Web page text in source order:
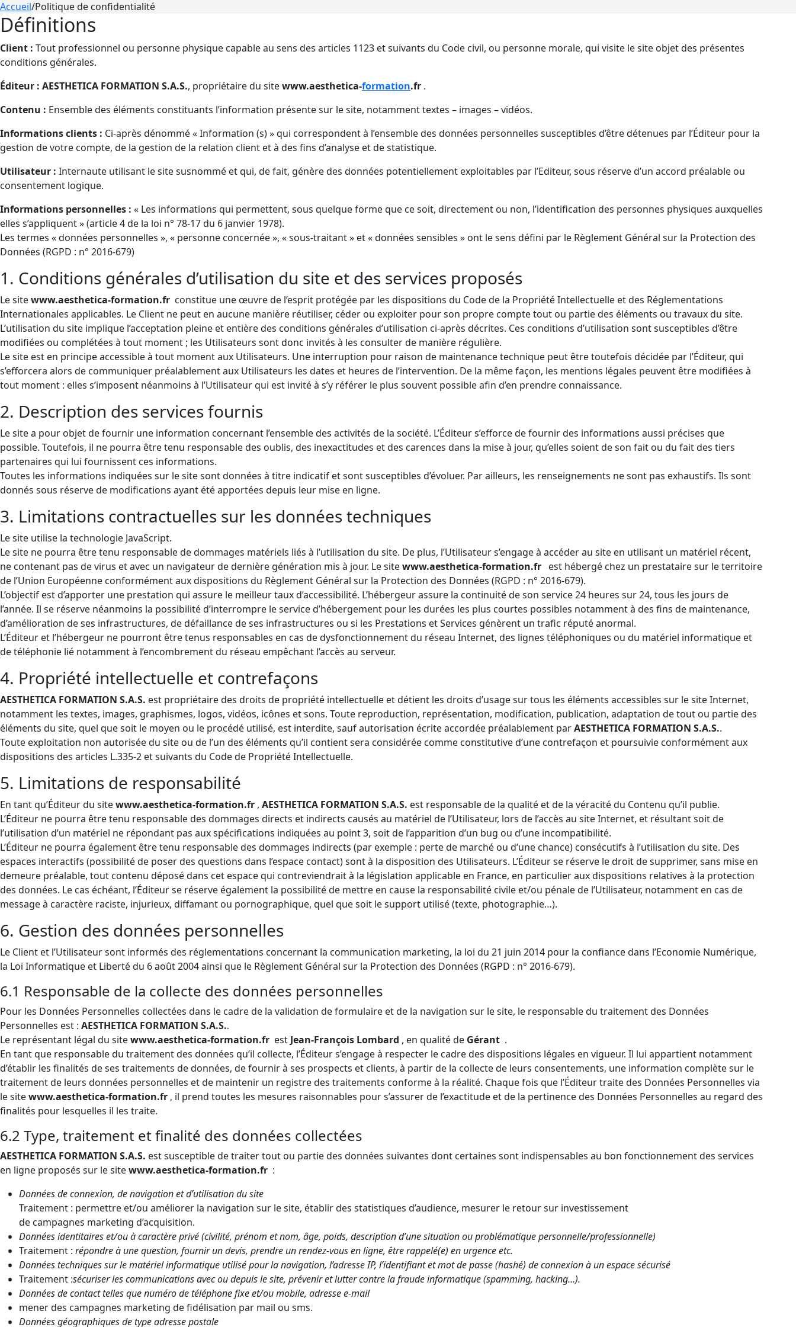
Accueil/Politique de confidentialité
Définitions
Client : Tout professionnel ou personne physique capable au sens des articles 1123 et suivants du Code civil, ou personne morale, qui visite le site objet des présentes
conditions générales.
Éditeur : AESTHETICA FORMATION S.A.S., propriétaire du sitewww.aesthetica-formation.fr .
Contenu : Ensemble des éléments constituants l’information présente sur le site, notamment textes – images – vidéos.
Informations clients : Ci-après dénommé « Information (s) » qui correspondent à l’ensemble des données personnelles susceptibles d’être détenues par l’Éditeur pour la
gestion de votre compte, de la gestion de la relation client et à des fins d’analyse et de statistique.
Utilisateur : Internaute utilisant le site susnommé et qui, de fait, génère des données potentiellement exploitables par l’Editeur, sous réserve d’un accord préalable ou
consentement logique.
Informations personnelles : « Les informations qui permettent, sous quelque forme que ce soit, directement ou non, l’identification des personnes physiques auxquelles
elles s’appliquent » (article 4 de la loi n° 78-17 du 6 janvier 1978).
Les termes « données personnelles », « personne concernée », « sous-traitant » et « données sensibles » ont le sens défini par le Règlement Général sur la Protection des
Données (RGPD : n° 2016-679)
1. Conditions générales d’utilisation du site et des services proposés
Le sitewww.aesthetica-formation.fr constitue une œuvre de l’esprit protégée par les dispositions du Code de la Propriété Intellectuelle et des Réglementations
Internationales applicables. Le Client ne peut en aucune manière réutiliser, céder ou exploiter pour son propre compte tout ou partie des éléments ou travaux du site.
L’utilisation du site implique l’acceptation pleine et entière des conditions générales d’utilisation ci-après décrites. Ces conditions d’utilisation sont susceptibles d’être
modifiées ou complétées à tout moment ; les Utilisateurs sont donc invités à les consulter de manière régulière.
Le site est en principe accessible à tout moment aux Utilisateurs. Une interruption pour raison de maintenance technique peut être toutefois décidée par l’Éditeur, qui
s’efforcera alors de communiquer préalablement aux Utilisateurs les dates et heures de l’intervention. De la même façon, les mentions légales peuvent être modifiées à
tout moment : elles s’imposent néanmoins à l’Utilisateur qui est invité à s’y référer le plus souvent possible afin d’en prendre connaissance.
2. Description des services fournis
Le site a pour objet de fournir une information concernant l’ensemble des activités de la société. L’Éditeur s’efforce de fournir des informations aussi précises que
possible. Toutefois, il ne pourra être tenu responsable des oublis, des inexactitudes et des carences dans la mise à jour, qu’elles soient de son fait ou du fait des tiers
partenaires qui lui fournissent ces informations.
Toutes les informations indiquées sur le site sont données à titre indicatif et sont susceptibles d’évoluer. Par ailleurs, les renseignements ne sont pas exhaustifs. Ils sont
donnés sous réserve de modifications ayant été apportées depuis leur mise en ligne.
3. Limitations contractuelles sur les données techniques
Le site utilise la technologie JavaScript.
Le site ne pourra être tenu responsable de dommages matériels liés à l’utilisation du site. De plus, l’Utilisateur s’engage à accéder au site en utilisant un matériel récent,
ne contenant pas de virus et avec un navigateur de dernière génération mis à jour. Le sitewww.aesthetica-formation.fr est hébergé chez un prestataire sur le territoire
de l’Union Européenne conformément aux dispositions du Règlement Général sur la Protection des Données (RGPD : n° 2016-679).
L’objectif est d’apporter une prestation qui assure le meilleur taux d’accessibilité. L’hébergeur assure la continuité de son service 24 heures sur 24, tous les jours de
l’année. Il se réserve néanmoins la possibilité d’interrompre le service d’hébergement pour les durées les plus courtes possibles notamment à des fins de maintenance,
d’amélioration de ses infrastructures, de défaillance de ses infrastructures ou si les Prestations et Services génèrent un trafic réputé anormal.
L’Éditeur et l’hébergeur ne pourront être tenus responsables en cas de dysfonctionnement du réseau Internet, des lignes téléphoniques ou du matériel informatique et
de téléphonie lié notamment à l’encombrement du réseau empêchant l’accès au serveur.
4. Propriété intellectuelle et contrefaçons
AESTHETICA FORMATION S.A.S. est propriétaire des droits de propriété intellectuelle et détient les droits d’usage sur tous les éléments accessibles sur le site Internet,
notamment les textes, images, graphismes, logos, vidéos, icônes et sons. Toute reproduction, représentation, modification, publication, adaptation de tout ou partie des
éléments du site, quel que soit le moyen ou le procédé utilisé, est interdite, sauf autorisation écrite accordée préalablement parAESTHETICA FORMATION S.A.S..
Toute exploitation non autorisée du site ou de l’un des éléments qu’il contient sera considérée comme constitutive d’une contrefaçon et poursuivie conformément aux
dispositions des articles L.335-2 et suivants du Code de Propriété Intellectuelle.
5. Limitations de responsabilité
En tant qu’Éditeur du sitewww.aesthetica-formation.fr , AESTHETICA FORMATION S.A.S. est responsable de la qualité et de la véracité du Contenu qu’il publie.
L’Éditeur ne pourra être tenu responsable des dommages directs et indirects causés au matériel de l’Utilisateur, lors de l’accès au site Internet, et résultant soit de
l’utilisation d’un matériel ne répondant pas aux spécifications indiquées au point 3, soit de l’apparition d’un bug ou d’une incompatibilité.
L’Éditeur ne pourra également être tenu responsable des dommages indirects (par exemple : perte de marché ou d’une chance) consécutifs à l’utilisation du site. Des
espaces interactifs (possibilité de poser des questions dans l’espace contact) sont à la disposition des Utilisateurs. L’Éditeur se réserve le droit de supprimer, sans mise en
demeure préalable, tout contenu déposé dans cet espace qui contreviendrait à la législation applicable en France, en particulier aux dispositions relatives à la protection
des données. Le cas échéant, l’Éditeur se réserve également la possibilité de mettre en cause la responsabilité civile et/ou pénale de l’Utilisateur, notamment en cas de
message à caractère raciste, injurieux, diffamant ou pornographique, quel que soit le support utilisé (texte, photographie…).
6. Gestion des données personnelles
Le Client et l’Utilisateur sont informés des réglementations concernant la communication marketing, la loi du 21 juin 2014 pour la confiance dans l’Economie Numérique,
la Loi Informatique et Liberté du 6 août 2004 ainsi que le Règlement Général sur la Protection des Données (RGPD : n° 2016-679).
6.1 Responsable de la collecte des données personnelles
Pour les Données Personnelles collectées dans le cadre de la validation de formulaire et de la navigation sur le site, le responsable du traitement des Données
Personnelles est : AESTHETICA FORMATION S.A.S..
Le représentant légal du sitewww.aesthetica-formation.fr est Jean-François Lombard , en qualité de Gérant .
En tant que responsable du traitement des données qu’il collecte, l’Éditeur s’engage à respecter le cadre des dispositions légales en vigueur. Il lui appartient notamment
d’établir les finalités de ses traitements de données, de fournir à ses prospects et clients, à partir de la collecte de leurs consentements, une information complète sur le
traitement de leurs données personnelles et de maintenir un registre des traitements conforme à la réalité. Chaque fois que l’Éditeur traite des Données Personnelles via
le sitewww.aesthetica-formation.fr , il prend toutes les mesures raisonnables pour s’assurer de l’exactitude et de la pertinence des Données Personnelles au regard des
finalités pour lesquelles il les traite.
6.2 Type, traitement et finalité des données collectées
AESTHETICA FORMATION S.A.S. est susceptible de traiter tout ou partie des données suivantes dont certaines sont indispensables au bon fonctionnement des services
en ligne proposés sur le sitewww.aesthetica-formation.fr :
Données de connexion, de navigation et d’utilisation du site
Traitement : permettre et/ou améliorer la navigation sur le site, établir des statistiques d’audience, mesurer le retour sur investissement
de campagnes marketing d’acquisition.
Données identitaires et/ou à caractère privé (civilité, prénom et nom, âge, poids, description d’une situation ou problématique personnelle/professionnelle)
Traitement : répondre à une question, fournir un devis, prendre un rendez-vous en ligne, être rappelé(e) en urgence etc.
Données techniques sur le matériel informatique utilisé pour la navigation, l’adresse IP, l’identifiant et mot de passe (hashé) de connexion à un espace sécurisé
Traitement :sécuriser les communications avec ou depuis le site, prévenir et lutter contre la fraude informatique (spamming, hacking…).
Données de contact telles que numéro de téléphone fixe et/ou mobile, adresse e-mail
mener des campagnes marketing de fidélisation par mail ou sms.
Données géographiques de type adresse postale